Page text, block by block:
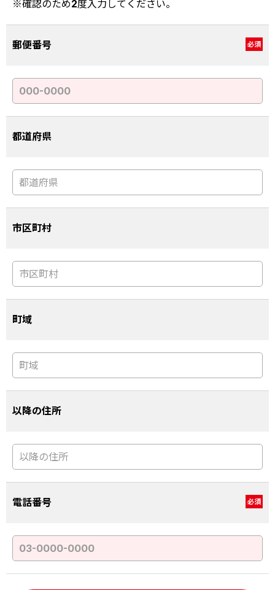
※確認のため2度入力してください。
郵便番号 必須
都道府県
市区町村
町域
以降の住所
電話番号 必須